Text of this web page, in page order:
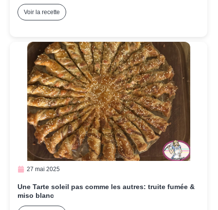
Voir la recette
27 mai 2025
Une Tarte soleil pas comme les autres: truite fumée &
miso blanc